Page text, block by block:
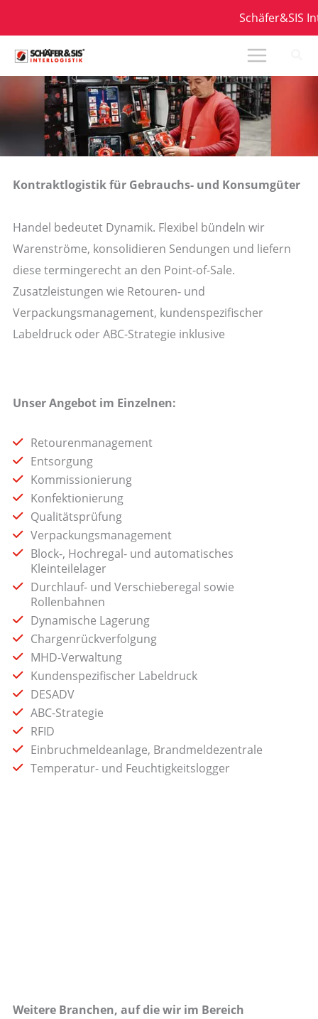
springen
Schäfer&SIS
Kontraktlogistik für Gebrauchs- und Konsumgüter
Handel bedeutet Dynamik. Flexibel bündeln wir
Warenströme, konsolidieren Sendungen und liefern
diese termingerecht an den Point-of-Sale.
Zusatzleistungen wie Retouren- und
Verpackungsmanagement, kundenspezifischer
Labeldruck oder ABC-Strategie inklusive
Unser Angebot im Einzelnen:
Retourenmanagement
Entsorgung
Kommissionierung
Konfektionierung
Qualitätsprüfung
Verpackungsmanagement
Block-, Hochregal- und automatisches
Kleinteilelager
Durchlauf- und Verschieberegal sowie
Rollenbahnen
Dynamische Lagerung
Chargenrückverfolgung
MHD-Verwaltung
Kundenspezifischer Labeldruck
DESADV
ABC-Strategie
RFID
Einbruchmeldeanlage, Brandmeldezentrale
Temperatur- und Feuchtigkeitslogger
Weitere Branchen, auf die wir im Bereich